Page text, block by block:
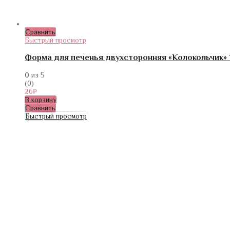
Сравнить
Быстрый просмотр
Форма для печенья двухсторонняя «Колокольчик»
0 из 5
(0)
26₽
В корзину
Сравнить
Быстрый просмотр